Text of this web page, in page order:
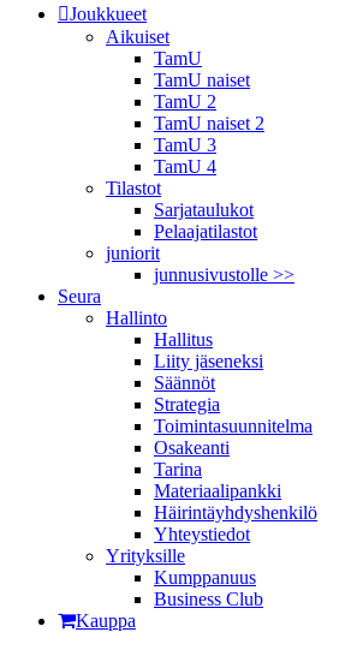
Joukkueet
Aikuiset
TamU
TamU naiset
TamU 2
TamU naiset 2
TamU 3
TamU 4
Tilastot
Sarjataulukot
Pelaajatilastot
juniorit
junnusivustolle >>
Seura
Hallinto
Hallitus
Liity jäseneksi
Säännöt
Strategia
Toimintasuunnitelma
Osakeanti
Tarina
Materiaalipankki
Häirintä­yhdyshenkilö
Yhteystiedot
Yrityksille
Kumppanuus
Business Club
Kauppa